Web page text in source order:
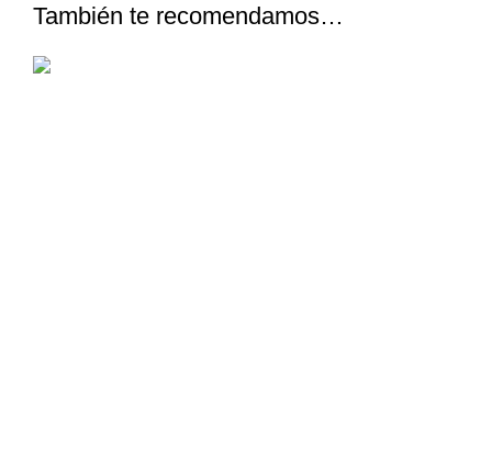
También te recomendamos…